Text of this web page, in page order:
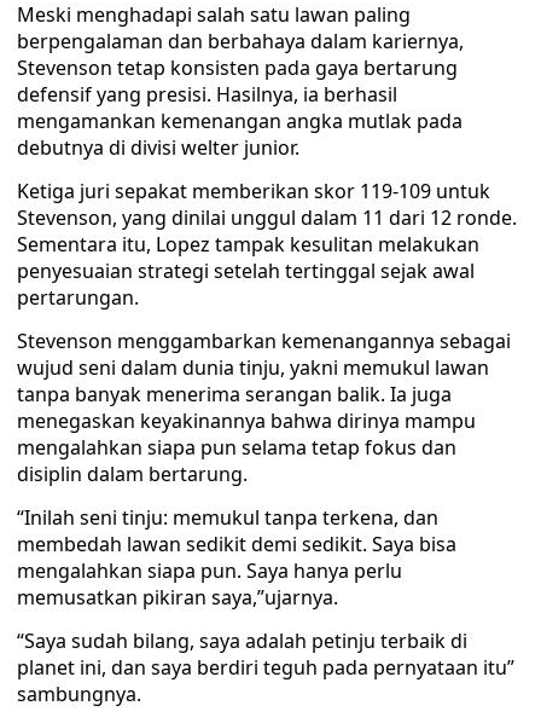
Meski menghadapi salah satu lawan paling
berpengalaman dan berbahaya dalam kariernya,
Stevenson tetap konsisten pada gaya bertarung
defensif yang presisi. Hasilnya, ia berhasil
mengamankan kemenangan angka mutlak pada
debutnya di divisi welter junior.
Ketiga juri sepakat memberikan skor 119-109 untuk
Stevenson, yang dinilai unggul dalam 11 dari 12 ronde.
Sementara itu, Lopez tampak kesulitan melakukan
penyesuaian strategi setelah tertinggal sejak awal
pertarungan.
Stevenson menggambarkan kemenangannya sebagai
wujud seni dalam dunia tinju, yakni memukul lawan
tanpa banyak menerima serangan balik. Ia juga
menegaskan keyakinannya bahwa dirinya mampu
mengalahkan siapa pun selama tetap fokus dan
disiplin dalam bertarung.
“Inilah seni tinju: memukul tanpa terkena, dan
membedah lawan sedikit demi sedikit. Saya bisa
mengalahkan siapa pun. Saya hanya perlu
memusatkan pikiran saya,”ujarnya.
“Saya sudah bilang, saya adalah petinju terbaik di
planet ini, dan saya berdiri teguh pada pernyataan itu”
sambungnya.